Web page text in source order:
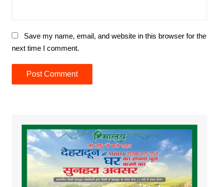
Save my name, email, and website in this browser for the
next time I comment.